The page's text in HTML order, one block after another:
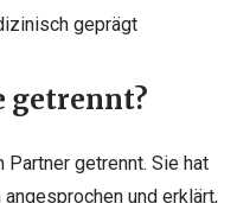
geprägt
getrennt?
Partner getrennt. Sie hat
und erklärt,